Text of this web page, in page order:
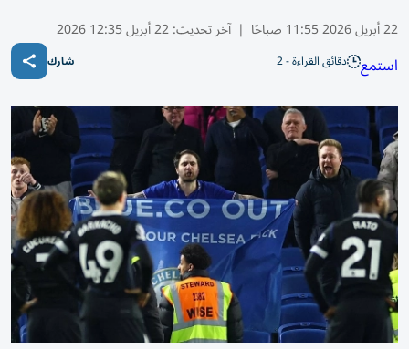
22 أبريل 2026 11:55 صباحًا | آخر تحديث:22 أبريل 12:35 2026
استمع دقائق القراءة - 2 شارك